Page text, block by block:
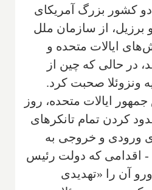
کشور بزرگ آمریکای
برزیل، از سازمان ملل
ایالات متحده و
در حالی که چین از
ونزوئلا صحبت کرد.
ایالات متحده، روز
کردن تمام تانکرهای
ورودی و خروجی به
- اقدامی که دولت رئیس
آن را «تهدیدی